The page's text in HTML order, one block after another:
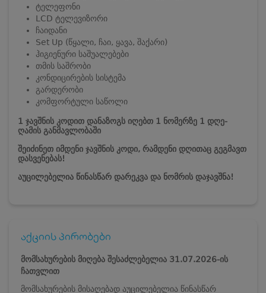
ტელეფონი
LCD ტელევიზორი
ჩაიდანი
Set Up (წყალი, ჩაი, ყავა, შაქარი)
ჰიგიენური საშუალებები
თმის საშრობი
კონდიცირების სისტემა
გარდერობი
კომფორტული საწოლი
1 ჯავშნის კოდით დანაზოგს იღებთ 1 ნომერზე 1 დღე-
ღამის განმავლობაში
შეიძინეთ იმდენი ჯავშნის კოდი, რამდენი დღითაც გეგმავთ
დასვენებას!
აუცილებელია წინასწარ დარეკვა და ნომრის დაჯავშნა!
აქციის პირობები
მომსახურების მიღება შესაძლებელია 31.07.2026-ის
ჩათვლით
მომსახურების მისაღებად აუცილებელია წინასწარ